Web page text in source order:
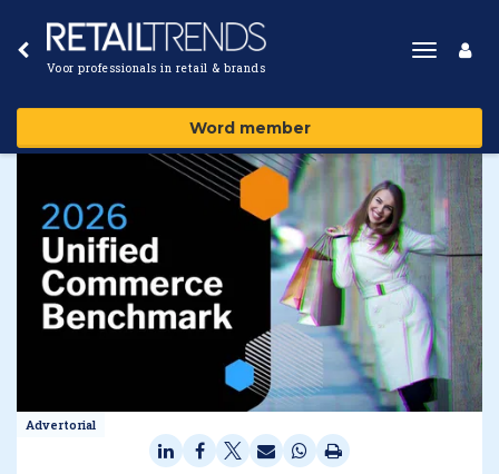
Voor professionals in retail & brands
Toggle
Word member
Advertorial